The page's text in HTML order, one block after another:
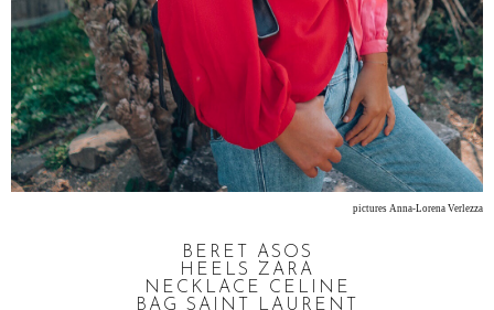
pictures Anna-Lorena Verlezza
BERET ASOS
HEELS ZARA
NECKLACE CELINE
BAG SAINT LAURENT